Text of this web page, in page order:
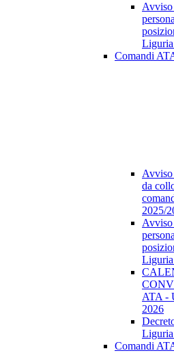
Avviso
Liguria
Comandi
Avviso
da
2025/
Avviso
Liguria
ATA -
2026
Liguria
Comandi